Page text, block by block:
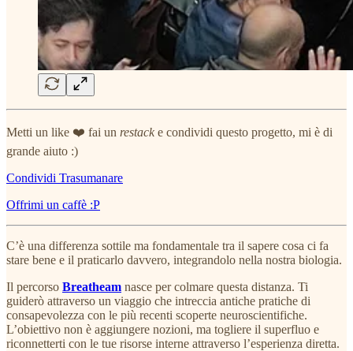
Metti un like ❤️ fai un restack e condividi questo progetto, mi è di
grande aiuto :)
Condividi Trasumanare
Offrimi un caffè :P
C’è una differenza sottile ma fondamentale tra il sapere cosa ci fa
stare bene e il praticarlo davvero, integrandolo nella nostra biologia.
Il percorso Breatheam nasce per colmare questa distanza. Ti
guiderò attraverso un viaggio che intreccia antiche pratiche di
consapevolezza con le più recenti scoperte neuroscientifiche.
L’obiettivo non è aggiungere nozioni, ma togliere il superfluo e
riconnetterti con le tue risorse interne attraverso l’esperienza diretta.